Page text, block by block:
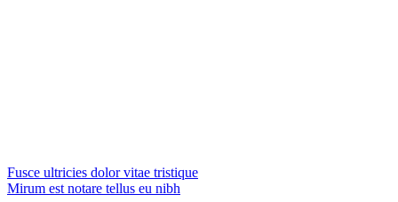
Fusce ultricies dolor vitae tristique
Mirum est notare tellus eu nibh